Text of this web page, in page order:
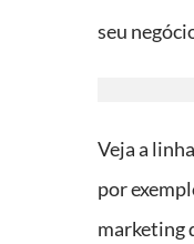
seu
Veja a
por
marketing